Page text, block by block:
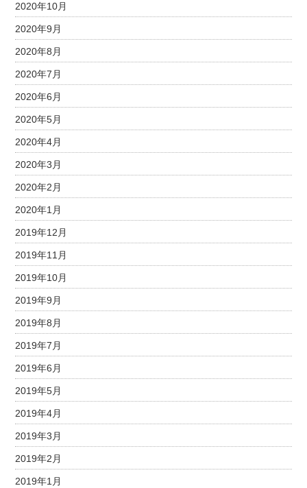
2020年10月
2020年9月
2020年8月
2020年7月
2020年6月
2020年5月
2020年4月
2020年3月
2020年2月
2020年1月
2019年12月
2019年11月
2019年10月
2019年9月
2019年8月
2019年7月
2019年6月
2019年5月
2019年4月
2019年3月
2019年2月
2019年1月